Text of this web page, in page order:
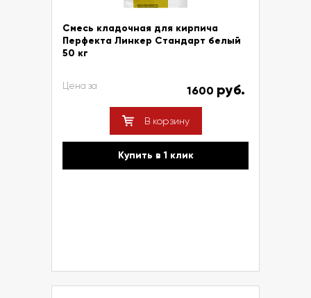
Смесь кладочная для кирпича
Перфекта Линкер Стандарт белый
50 кг
Цена за 1600 руб.
В корзину
Купить в 1 клик